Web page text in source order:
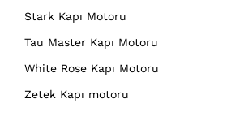
Stark Kapı Motoru
Tau Master Kapı Motoru
White Rose Kapı Motoru
Zetek Kapı motoru